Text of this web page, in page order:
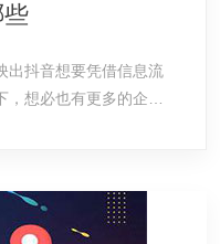
出抖音想要凭借信息流
想必也有更多的企业